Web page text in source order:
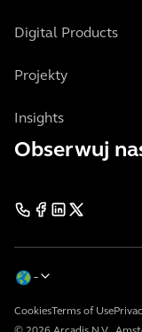
Digital Products
Projekty
Insights
Obserwuj
Cookies Terms of Use